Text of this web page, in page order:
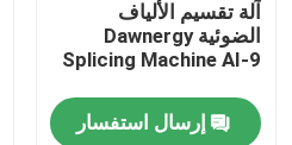
آلة تقسيم الألياف
الضوئية Dawnergy
Splicing Machine AI-9
إرسال استفسار